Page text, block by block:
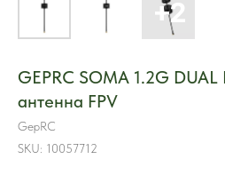
GEPRC SOMA 1.2G DUAL
антенна FPV
GepRC
SKU: 10057712